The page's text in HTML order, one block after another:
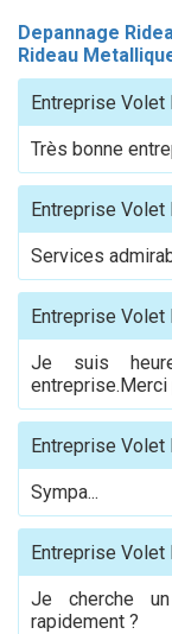
Depannage
Rideau
Entreprise Volet
Très bonne
Entreprise Volet
Services
Entreprise Volet
Je suis
Entreprise Volet
Sympa...
Entreprise Volet
Je cherche un
rapidement ?